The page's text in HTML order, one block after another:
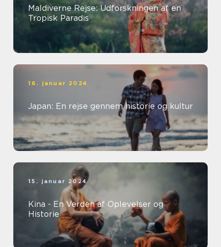
Maldiverne Rejse: Udforskningen af en
Tropisk Paradis
16. januar 2024
Japan: En rejse gennem historie og kultur
15. januar 2024
Kina - En Verden af Oplevelser og
Historie